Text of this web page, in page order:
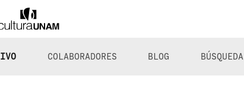
COLABORADORES BLOG BÚSQUEDA